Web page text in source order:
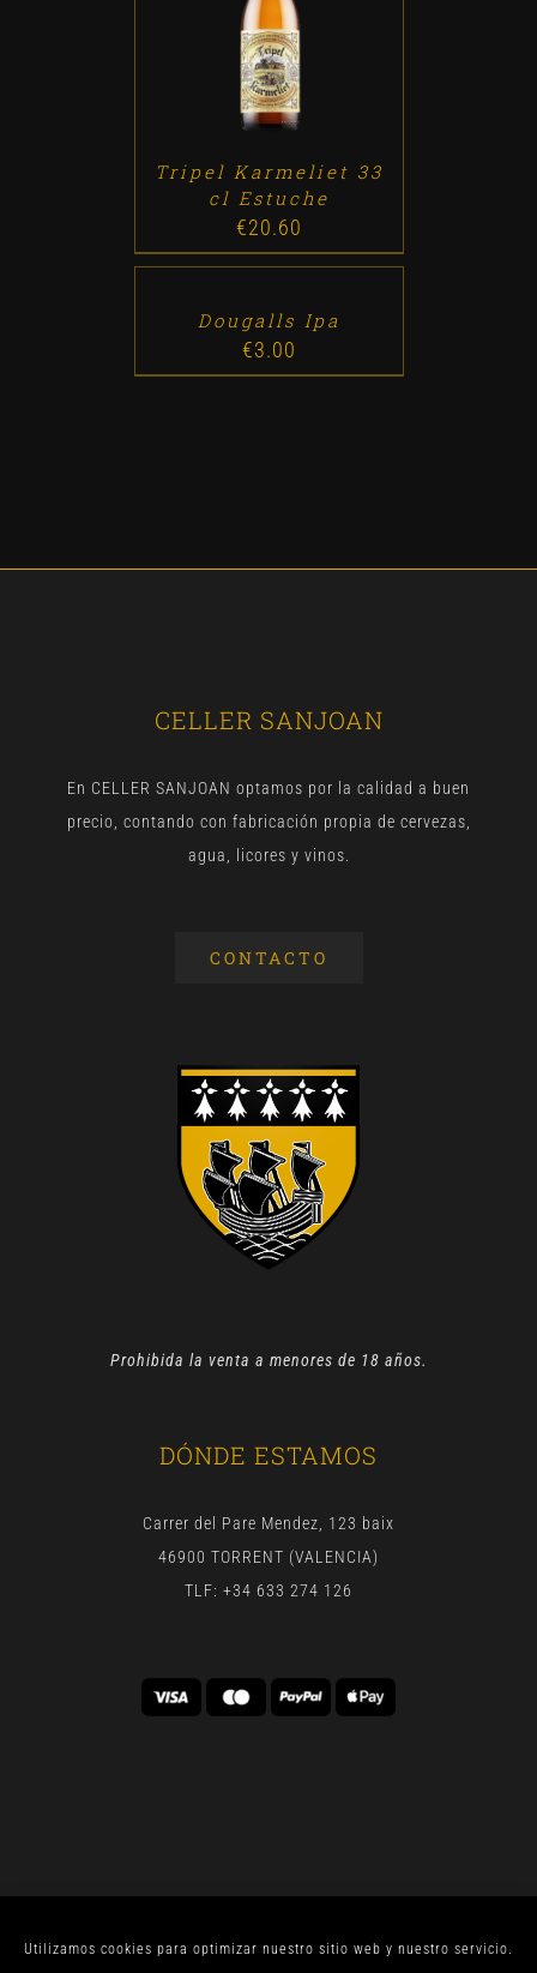
Utilizamos cookies para optimizar nuestro sitio web y nuestro servicio.
ADD TO CART /
Tripel Karmeliet 33
cl Estuche
€20.60
TO
CART
DETALLESDougalls Ipa
€3.00
CELLER SANJOAN
En CELLER SANJOAN optamos por la calidad a buen
precio, contando con fabricación propia de cervezas,
agua, licores y vinos.
CONTACTO
Prohibida la venta a menores de 18 años.
DÓNDE ESTAMOS
Carrer del Pare Mendez, 123 baix
46900 TORRENT (VALENCIA)
TLF: +34 633 274 126